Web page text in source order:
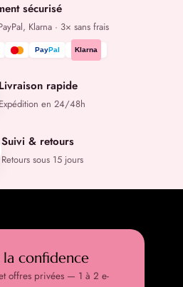
sécurisé
Klarna · 3× sans frais
PayPal Klarna
Livraison rapide
Expédition en 24/48h
Suivi & retours
Retours sous 15 jours
la confidence
offres privées — 1 à 2 e-